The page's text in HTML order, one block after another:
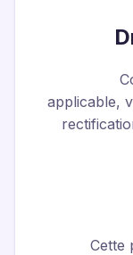
applicable,
Cette